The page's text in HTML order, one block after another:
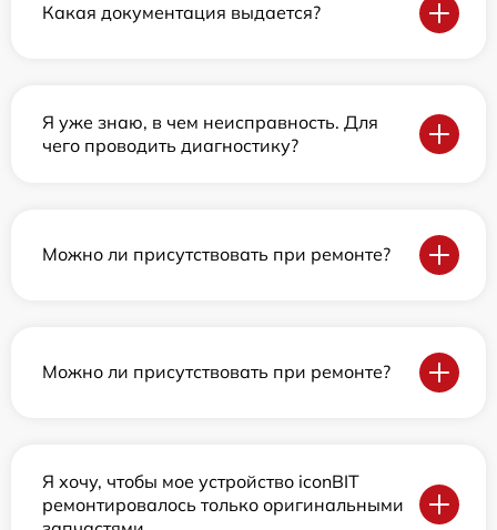
Какая документация выдается?
Я уже знаю, в чем неисправность. Для
чего проводить диагностику?
Можно ли присутствовать при ремонте?
Можно ли присутствовать при ремонте?
Я хочу, чтобы мое устройство iconBIT
ремонтировалось только оригинальными